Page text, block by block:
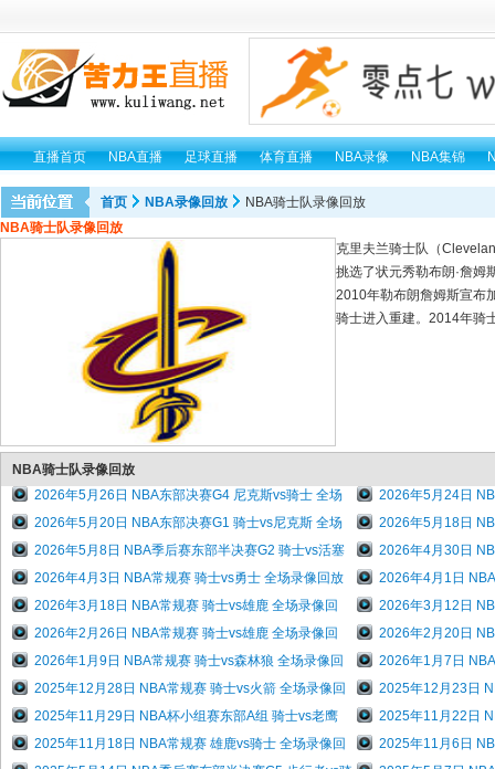
直播首页 NBA直播 足球直播 体育直播 NBA录像 NBA集锦
首页 NBA录像回放
NBA骑士队录像回放
NBA骑士队录像回放
克里夫兰骑士队（
挑选了状元秀勒布朗·詹姆
2010年勒布朗詹姆斯宣布
骑士进入重建。2014年骑
NBA骑士队录像回放
2026年5月26日 NBA东部决赛G4 尼克斯vs骑士 全场
2026年5月24日
2026年5月20日 NBA东部决赛G1 骑士vs尼克斯 全场
2026年5月18日
2026年5月8日 NBA季后赛东部半决赛G2 骑士vs活塞
2026年4月30日
2026年4月3日 NBA常规赛 骑士vs勇士 全场录像回放
2026年4月1日
2026年3月18日 NBA常规赛 骑士vs雄鹿 全场录像回
2026年3月12日
2026年2月26日 NBA常规赛 骑士vs雄鹿 全场录像回
2026年2月20日
2026年1月9日 NBA常规赛 骑士vs森林狼 全场录像回
2026年1月7日
2025年12月28日 NBA常规赛 骑士vs火箭 全场录像回
2025年12月23日
2025年11月29日 NBA杯小组赛东部A组 骑士vs老鹰
2025年11月22日
2025年11月18日 NBA常规赛 雄鹿vs骑士 全场录像回
2025年11月6日